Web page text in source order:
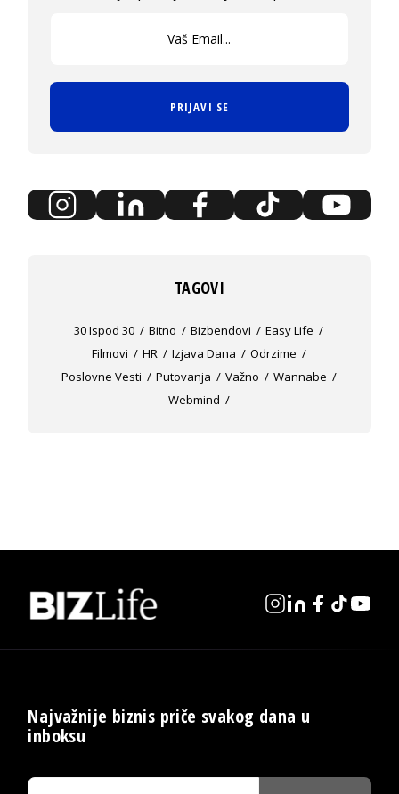
PRIJAVI SE
TAGOVI
30 Ispod 30 Bitno Bizbendovi
Easy Life
Filmovi
HR Izjava Dana
Odrzime
Poslovne Vesti
Putovanja Važno
Wannabe
Webmind
Najvažnije biznis priče svakog dana u
inboksu